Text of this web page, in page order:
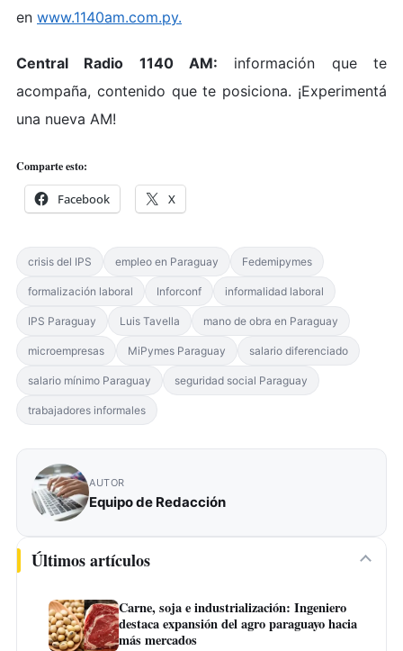
en www.1140am.com.py.
Central Radio 1140 AM: información que te
acompaña, contenido que te posiciona. ¡Experimentá
una nueva AM!
Comparte esto:
Facebook X
crisis del IPS empleo en Paraguay Fedemipymes
formalización laboral Inforconf informalidad laboral
IPS Paraguay Luis Tavella mano de obra en Paraguay
microempresas MiPymes Paraguay salario diferenciado
salario mínimo Paraguay seguridad social Paraguay
trabajadores informales
AUTOR
Equipo de Redacción
Últimos artículos
Carne, soja e industrialización: Ingeniero
destaca expansión del agro paraguayo hacia
más mercados